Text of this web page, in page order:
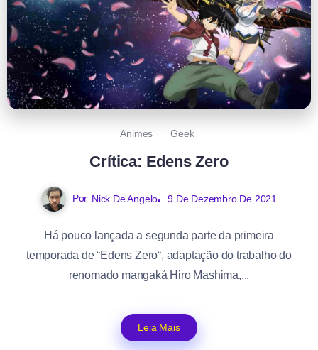
Animes Geek
Crítica: Edens Zero
Por Nick De Angelo 9 De Dezembro De 2021
Há pouco lançada a segunda parte da primeira
temporada de “Edens Zero“, adaptação do trabalho do
renomado mangaká Hiro Mashima,...
Leia Mais